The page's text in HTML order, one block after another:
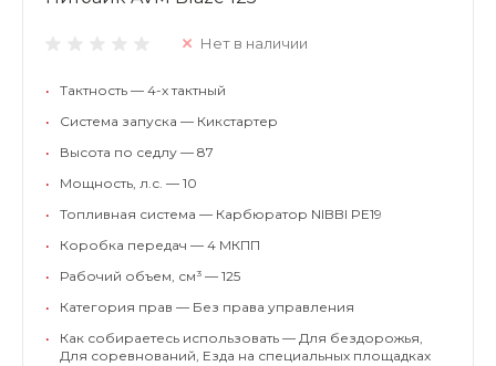
Нет в наличии
•
Тактность — 4-х тактный
•
Система запуска — Кикстартер
•
Высота по седлу — 87
•
Мощность, л.с. — 10
•
Топливная система — Карбюратор NIBBI PE19
•
Коробка передач — 4 МКПП
•
Рабочий объем, см³ — 125
•
Категория прав — Без права управления
•
Как собираетесь использовать — Для бездорожья,
Для соревнований, Езда на специальных площадках